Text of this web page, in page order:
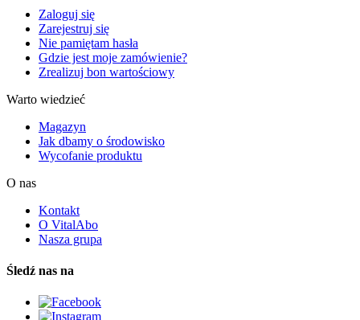
Zaloguj się
Zarejestruj się
Nie pamiętam hasła
Gdzie jest moje zamówienie?
Zrealizuj bon wartościowy
Warto wiedzieć
Magazyn
Jak dbamy o środowisko
Wycofanie produktu
O nas
Kontakt
O VitalAbo
Nasza grupa
Śledź nas na